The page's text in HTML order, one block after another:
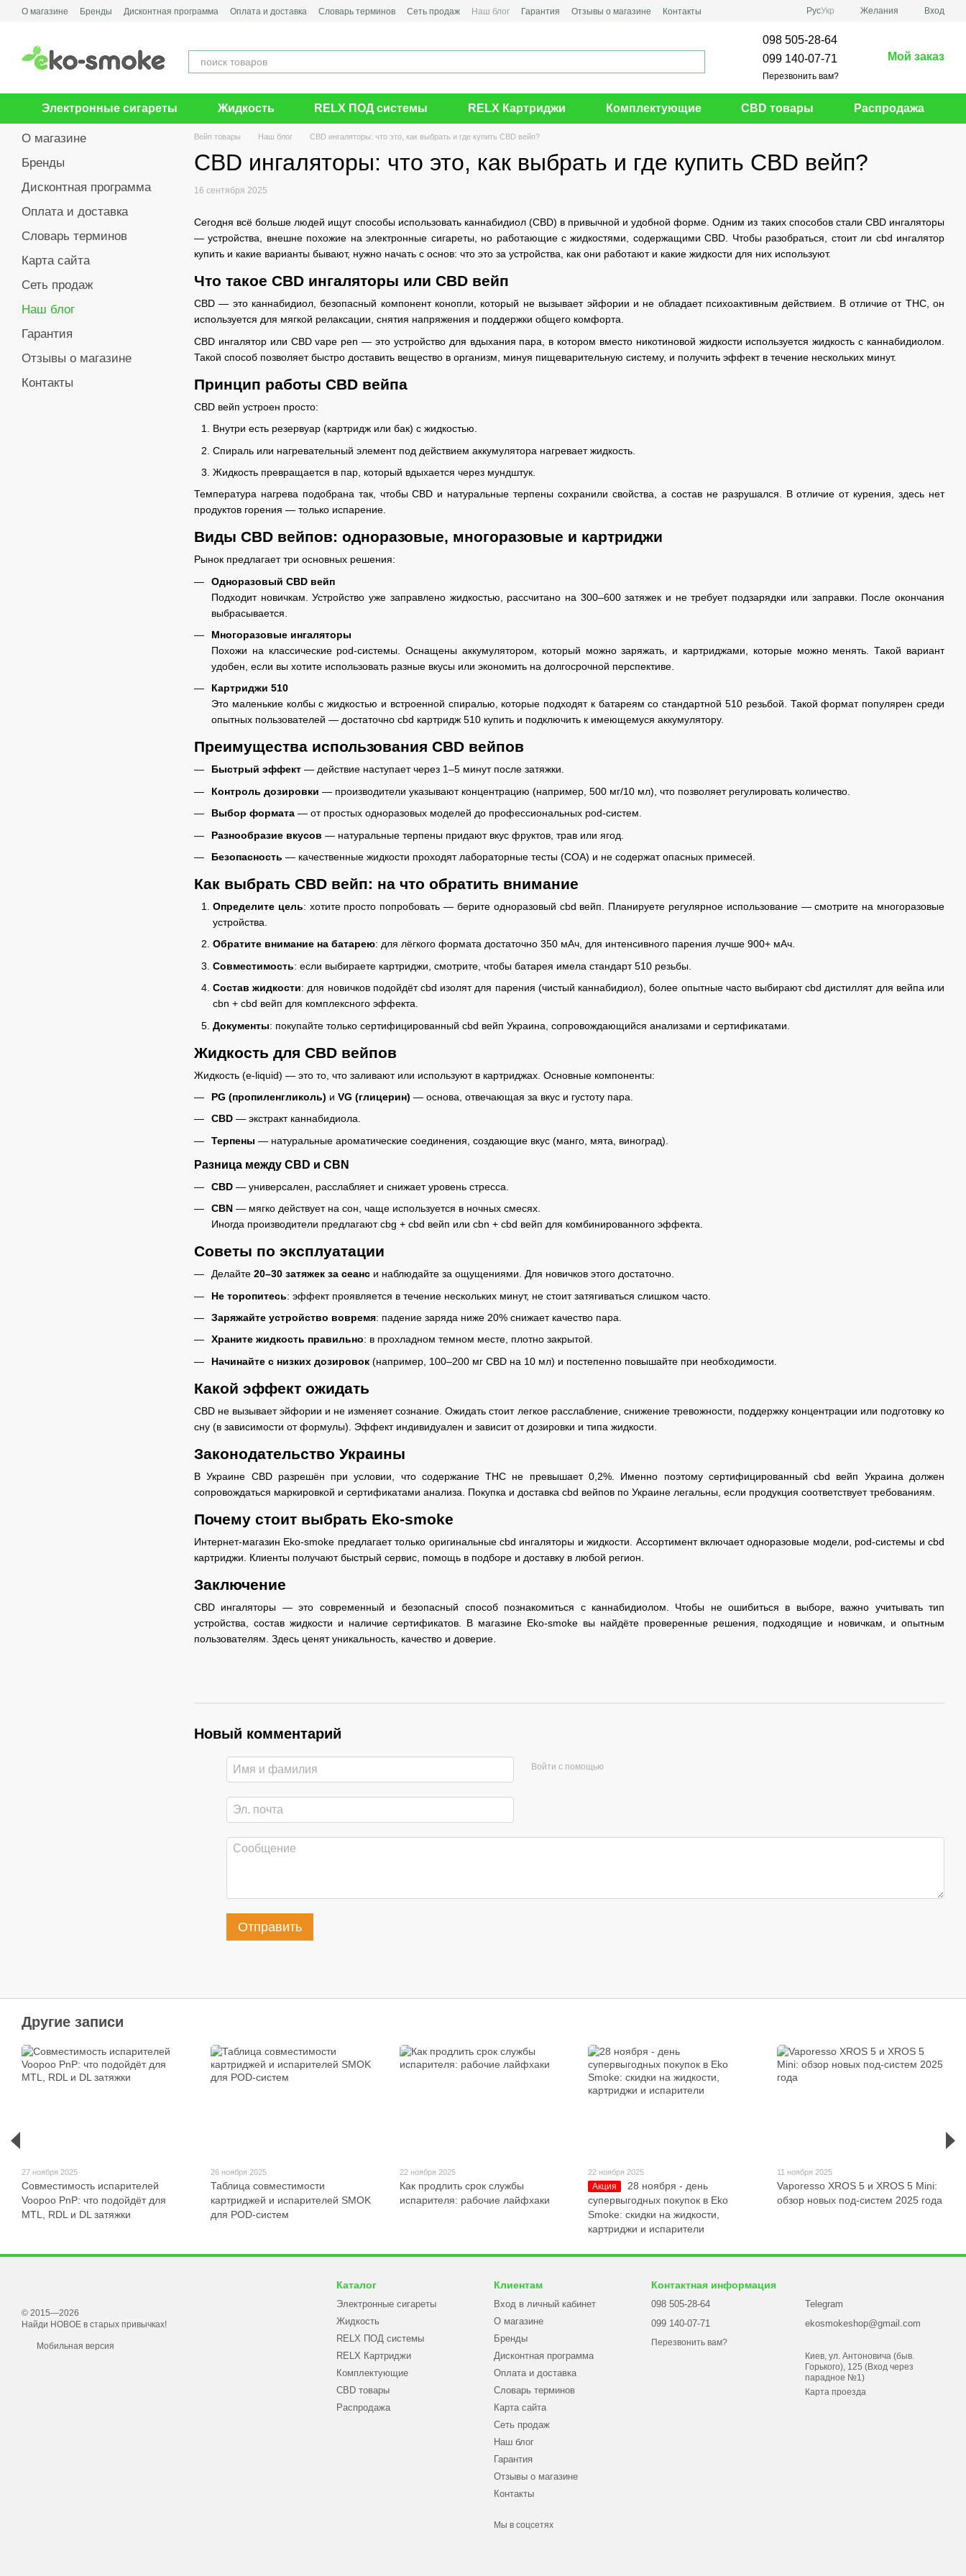
Перейти к основному контенту
О магазине Бренды Дисконтная программа Оплата и доставка Словарь терминов Сеть продаж Наш блог Гарантия Отзывы о магазине Контакты РусУкр Желания Вход
098 505-28-64
099 140-07-71
Перезвонить вам?
Мой заказ
Электронные сигареты Жидкость RELX ПОД системы RELX Картриджи Комплектующие CBD товары Распродажа
Вейп товары Наш блог CBD ингаляторы: что это, как выбрать и где купить CBD вейп?
CBD ингаляторы: что это, как выбрать и где купить CBD вейп?
16 сентября 2025
Сегодня всё больше людей ищут способы использовать каннабидиол (CBD) в привычной и удобной форме. Одним из таких способов стали CBD ингаляторы
— устройства, внешне похожие на электронные сигареты, но работающие с жидкостями, содержащими CBD. Чтобы разобраться, стоит ли cbd ингалятор
купить и какие варианты бывают, нужно начать с основ: что это за устройства, как они работают и какие жидкости для них используют.
Что такое CBD ингаляторы или CBD вейп
CBD — это каннабидиол, безопасный компонент конопли, который не вызывает эйфории и не обладает психоактивным действием. В отличие от THC, он
используется для мягкой релаксации, снятия напряжения и поддержки общего комфорта.
CBD ингалятор или CBD vape pen — это устройство для вдыхания пара, в котором вместо никотиновой жидкости используется жидкость с каннабидиолом.
Такой способ позволяет быстро доставить вещество в организм, минуя пищеварительную систему, и получить эффект в течение нескольких минут.
Принцип работы CBD вейпа
CBD вейп устроен просто:
Внутри есть резервуар (картридж или бак) с жидкостью.
Спираль или нагревательный элемент под действием аккумулятора нагревает жидкость.
Жидкость превращается в пар, который вдыхается через мундштук.
Температура нагрева подобрана так, чтобы CBD и натуральные терпены сохранили свойства, а состав не разрушался. В отличие от курения, здесь нет
продуктов горения — только испарение.
Виды CBD вейпов: одноразовые, многоразовые и картриджи
Рынок предлагает три основных решения:
Одноразовый CBD вейп
Подходит новичкам. Устройство уже заправлено жидкостью, рассчитано на 300–600 затяжек и не требует подзарядки или заправки. После окончания
выбрасывается.
Многоразовые ингаляторы
Похожи на классические pod-системы. Оснащены аккумулятором, который можно заряжать, и картриджами, которые можно менять. Такой вариант
удобен, если вы хотите использовать разные вкусы или экономить на долгосрочной перспективе.
Картриджи 510
Это маленькие колбы с жидкостью и встроенной спиралью, которые подходят к батареям со стандартной 510 резьбой. Такой формат популярен среди
опытных пользователей — достаточно cbd картридж 510 купить и подключить к имеющемуся аккумулятору.
Преимущества использования CBD вейпов
Быстрый эффект — действие наступает через 1–5 минут после затяжки.
Контроль дозировки — производители указывают концентрацию (например, 500 мг/10 мл), что позволяет регулировать количество.
Выбор формата — от простых одноразовых моделей до профессиональных pod-систем.
Разнообразие вкусов — натуральные терпены придают вкус фруктов, трав или ягод.
Безопасность — качественные жидкости проходят лабораторные тесты (COA) и не содержат опасных примесей.
Как выбрать CBD вейп: на что обратить внимание
Определите цель: хотите просто попробовать — берите одноразовый cbd вейп. Планируете регулярное использование — смотрите на многоразовые
устройства.
Обратите внимание на батарею: для лёгкого формата достаточно 350 мАч, для интенсивного парения лучше 900+ мАч.
Совместимость: если выбираете картриджи, смотрите, чтобы батарея имела стандарт 510 резьбы.
Состав жидкости: для новичков подойдёт cbd изолят для парения (чистый каннабидиол), более опытные часто выбирают cbd дистиллят для вейпа или
cbn + cbd вейп для комплексного эффекта.
Документы: покупайте только сертифицированный cbd вейп Украина, сопровождающийся анализами и сертификатами.
Жидкость для CBD вейпов
Жидкость (e-liquid) — это то, что заливают или используют в картриджах. Основные компоненты:
PG (пропиленгликоль) и VG (глицерин) — основа, отвечающая за вкус и густоту пара.
CBD — экстракт каннабидиола.
Терпены — натуральные ароматические соединения, создающие вкус (манго, мята, виноград).
Разница между CBD и CBN
CBD — универсален, расслабляет и снижает уровень стресса.
CBN — мягко действует на сон, чаще используется в ночных смесях.
Иногда производители предлагают cbg + cbd вейп или cbn + cbd вейп для комбинированного эффекта.
Советы по эксплуатации
Делайте 20–30 затяжек за сеанс и наблюдайте за ощущениями. Для новичков этого достаточно.
Не торопитесь: эффект проявляется в течение нескольких минут, не стоит затягиваться слишком часто.
Заряжайте устройство вовремя: падение заряда ниже 20% снижает качество пара.
Храните жидкость правильно: в прохладном темном месте, плотно закрытой.
Начинайте с низких дозировок (например, 100–200 мг CBD на 10 мл) и постепенно повышайте при необходимости.
Какой эффект ожидать
CBD не вызывает эйфории и не изменяет сознание. Ожидать стоит легкое расслабление, снижение тревожности, поддержку концентрации или подготовку ко
сну (в зависимости от формулы). Эффект индивидуален и зависит от дозировки и типа жидкости.
Законодательство Украины
В Украине CBD разрешён при условии, что содержание THC не превышает 0,2%. Именно поэтому сертифицированный cbd вейп Украина должен
сопровождаться маркировкой и сертификатами анализа. Покупка и доставка cbd вейпов по Украине легальны, если продукция соответствует требованиям.
Почему стоит выбрать Eko-smoke
Интернет-магазин Eko-smoke предлагает только оригинальные cbd ингаляторы и жидкости. Ассортимент включает одноразовые модели, pod-системы и cbd
картриджи. Клиенты получают быстрый сервис, помощь в подборе и доставку в любой регион.
Заключение
CBD ингаляторы — это современный и безопасный способ познакомиться с каннабидиолом. Чтобы не ошибиться в выборе, важно учитывать тип
устройства, состав жидкости и наличие сертификатов. В магазине Eko-smoke вы найдёте проверенные решения, подходящие и новичкам, и опытным
пользователям. Здесь ценят уникальность, качество и доверие.
Новый комментарий
Войти с помощью
Отправить
О магазине
Бренды
Дисконтная программа
Оплата и доставка
Словарь терминов
Карта сайта
Сеть продаж
Наш блог
Гарантия
Отзывы о магазине
Контакты
Другие записи
27 ноября 2025
Совместимость испарителей
Voopoo PnP: что подойдёт для
MTL, RDL и DL затяжки
26 ноября 2025
Таблица совместимости
картриджей и испарителей SMOK
для POD-систем
22 ноября 2025
Как продлить срок службы
испарителя: рабочие лайфхаки
22 ноября 2025
Акция
28 ноября - день
супервыгодных покупок в Eko
Smoke: скидки на жидкости,
картриджи и испарители
11 ноября 2025
Vaporesso XROS 5 и XROS 5 Mini:
обзор новых под-систем 2025 года
© 2015—2026
Найди НОВОЕ в старых привычках!
Мобильная версия
Каталог
Электронные сигареты
Жидкость
RELX ПОД системы
RELX Картриджи
Комплектующие
CBD товары
Распродажа
Клиентам
Вход в личный кабинет
О магазине
Бренды
Дисконтная программа
Оплата и доставка
Словарь терминов
Карта сайта
Сеть продаж
Наш блог
Гарантия
Отзывы о магазине
Контакты
Мы в соцсетях
Контактная информация
098 505-28-64
099 140-07-71
Перезвонить вам?
Telegram
ekosmokeshop@gmail.com
Киев, ул. Антоновича (быв.
Горького), 125 (Вход через
парадное №1)
Карта проезда